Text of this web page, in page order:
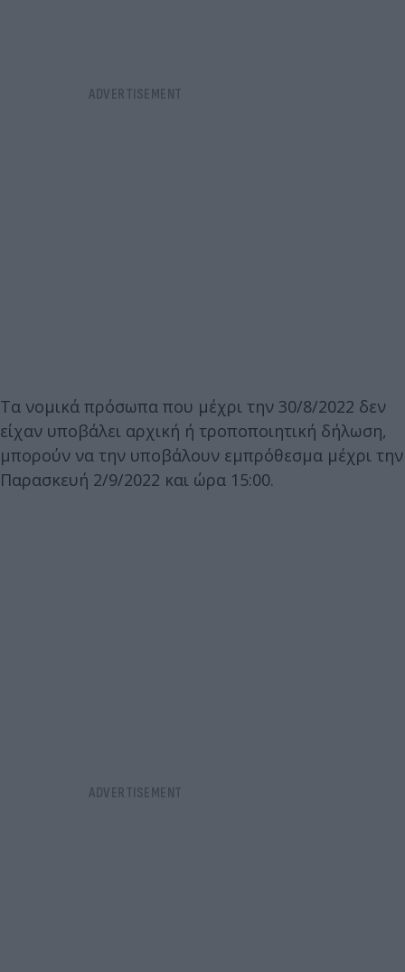
Τα νομικά πρόσωπα που μέχρι την 30/8/2022 δεν
είχαν υποβάλει αρχική ή τροποποιητική δήλωση,
μπορούν να την υποβάλουν εμπρόθεσμα μέχρι την
Παρασκευή 2/9/2022 και ώρα 15:00.